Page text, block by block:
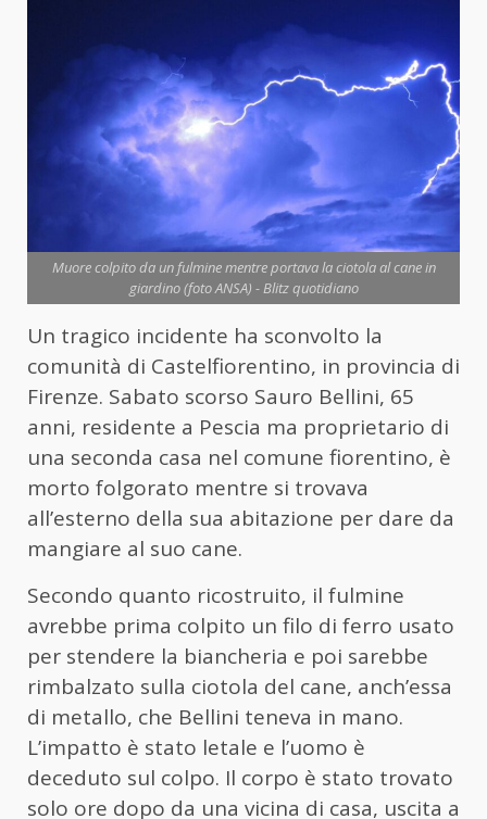
Muore colpito da un fulmine mentre portava la ciotola al cane in
giardino (foto ANSA) - Blitz quotidiano
Un tragico incidente ha sconvolto la
comunità di Castelfiorentino, in provincia di
Firenze. Sabato scorso Sauro Bellini, 65
anni, residente a Pescia ma proprietario di
una seconda casa nel comune fiorentino, è
morto folgorato mentre si trovava
all’esterno della sua abitazione per dare da
mangiare al suo cane.
Secondo quanto ricostruito, il fulmine
avrebbe prima colpito un filo di ferro usato
per stendere la biancheria e poi sarebbe
rimbalzato sulla ciotola del cane, anch’essa
di metallo, che Bellini teneva in mano.
L’impatto è stato letale e l’uomo è
deceduto sul colpo. Il corpo è stato trovato
solo ore dopo da una vicina di casa, uscita a